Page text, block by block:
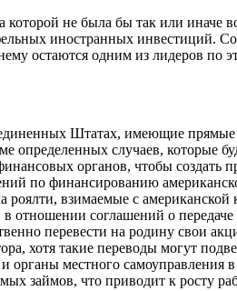
не была бы так или иначе
иностранных
остаются одним из лидеров по
Штатах, имеющие
определенных случаев,
органов, чтобы
по финансированию
взимаемые с
отношении соглашений о
перевести на родину свои
хотя такие переводы могут
и органы местного
займов, что приводит к росту